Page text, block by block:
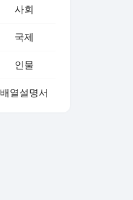
사회
국제
인물
배열설명서